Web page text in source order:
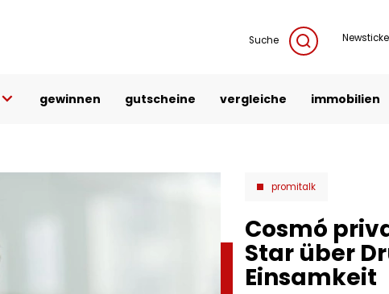
Suche
gewinnen gutscheine vergleiche immobilien
promitalk
Cosmó
Star über
Einsamkeit